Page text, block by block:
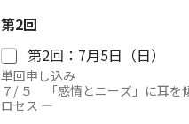
く
だ
さ
い
。
お
第2回
第2回：7月5日（日）
単回申し込み
７/ ５ 「感情とニーズ」に耳を傾ける ― 共感・共鳴が起こる内的プ
ロセス ―